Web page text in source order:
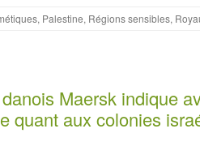
, Palestine, Régions sensibles,
Maersk indique
quant aux colonies